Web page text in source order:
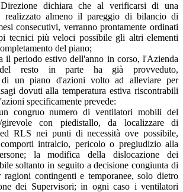
dichiara che al verificarsi di una
realizzato almeno il pareggio di bilancio di
consecutivi, verranno prontamente ordinati
tecnici più veloci possibile gli altri elementi
del piano;
il periodo estivo dell'anno in corso, l'Azienda
resto in parte ha già provveduto,
di un piano d'azioni volto ad alleviare per
dovuti alla temperatura estiva riscontrabili
specificamente prevede:
congruo numero di ventilatori mobili del
girevole con piedistallo, da localizzare di
RLS nei punti di necessità ove possibile,
intralcio, pericolo o pregiudizio alla
la modifica della dislocazione dei
soltanto in seguito a decisione congiunta di
contingenti e temporanee, solo dietro
dei Supervisori; in ogni caso i ventilatori